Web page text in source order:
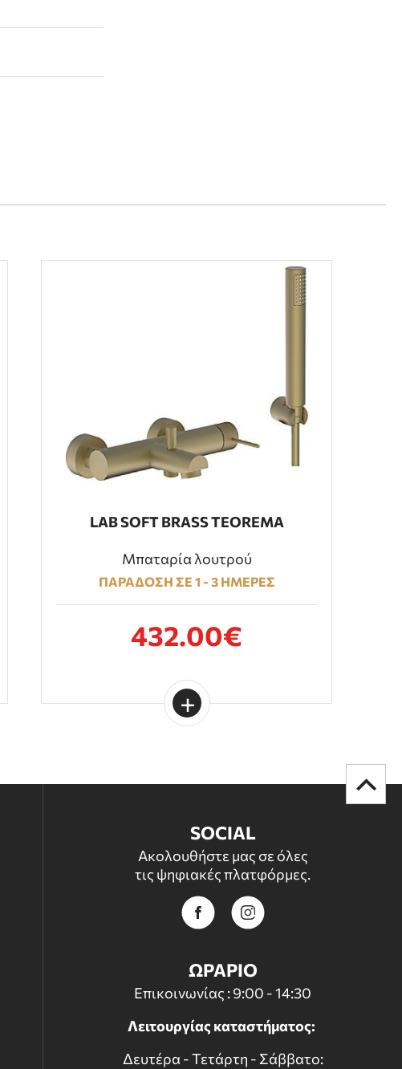
LAB SOFT BRASS TEOREMA
Μπαταρία λουτρού
ΠΑΡΑΔΟΣΗ ΣΕ 1 - 3 ΗΜΕΡΕΣ
432.00€
SOCIAL
Ακολουθήστε μας σε όλες
τις ψηφιακές πλατφόρμες.
ΩΡΑΡΙΟ
Επικοινωνίας : 9:00 - 14:30
Λειτουργίας καταστήματος:
Δευτέρα - Τετάρτη - Σάββατο: